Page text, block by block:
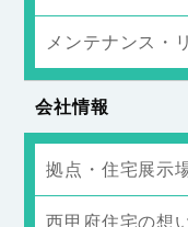
メンテナンス・
会社情報
拠点・住宅展示
西甲府住宅の想